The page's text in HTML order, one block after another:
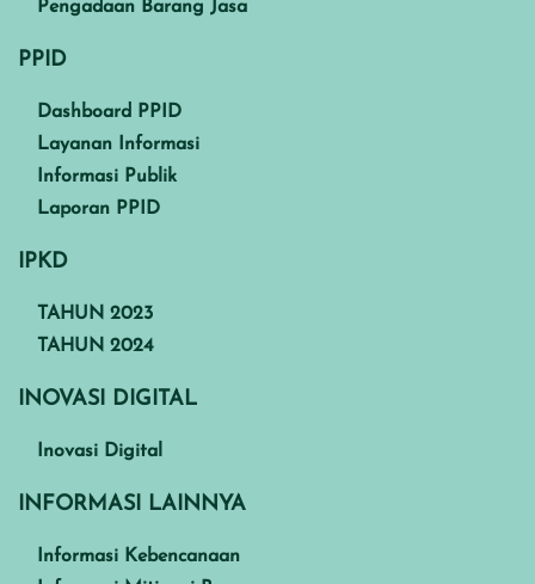
Pengadaan Barang Jasa
PPID
Dashboard PPID
Layanan Informasi
Informasi Publik
Laporan PPID
IPKD
TAHUN 2023
TAHUN 2024
INOVASI DIGITAL
Inovasi Digital
INFORMASI LAINNYA
Informasi Kebencanaan